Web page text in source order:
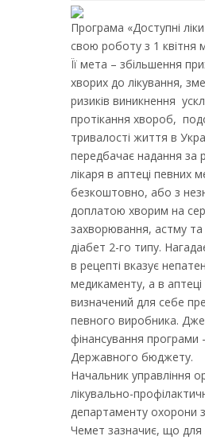
Програма «Доступні
свою роботу з 1 квітня
Її мета – збільшення
хворих до лікування,
ризиків виникнення
протікання хвороб,
тривалості життя в
передбачає надання за
лікаря в аптеці певних
безкоштовно, або з
доплатою хворим на
захворювання, астму та
діабет 2-го типу.
в рецепті вказує
медикаменту, а в аптеці
визначений для себе
певного виробника.
фінансування програми
Державного бюджету.
Начальник управління
лікувально-
департаменту охорони
Чемет зазначиє, що для